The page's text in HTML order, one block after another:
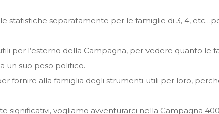
statistiche separatamente per le famiglie di 3, 4,
per l’esterno della Campagna, per vedere quanto le
un suo peso politico.
fornire alla famiglia degli strumenti utili per loro,
significativi, vogliamo avventurarci nella Campagna